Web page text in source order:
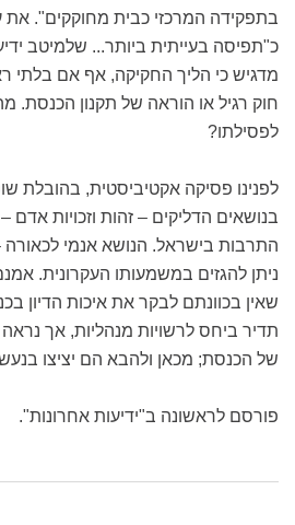
בתפקידה המרכזי כבית מחוקקים". את
כ"תפיסה בעייתית ביותר... שלמיטב
מדגיש כי הליך החקיקה, אף אם בלתי
חוק רגיל או הוראה של תקנון הכנסת.
לפסילתו?
לפנינו פסיקה אקטיביסטית, בהובלת
בנושאים הדליקים – זהות וזכויות
התרבות בישראל. הנושא אנמי לכאורה
ניתן להגזים במשמעותו העקרונית.
שאין בכוונתם לבקר את איכות הדיון
תדיר ביחס לרשויות מנהליות, אך
של הכנסת; מכאן ולהבא הם יציצו
פורסם לראשונה ב"ידיעות אחרונות".